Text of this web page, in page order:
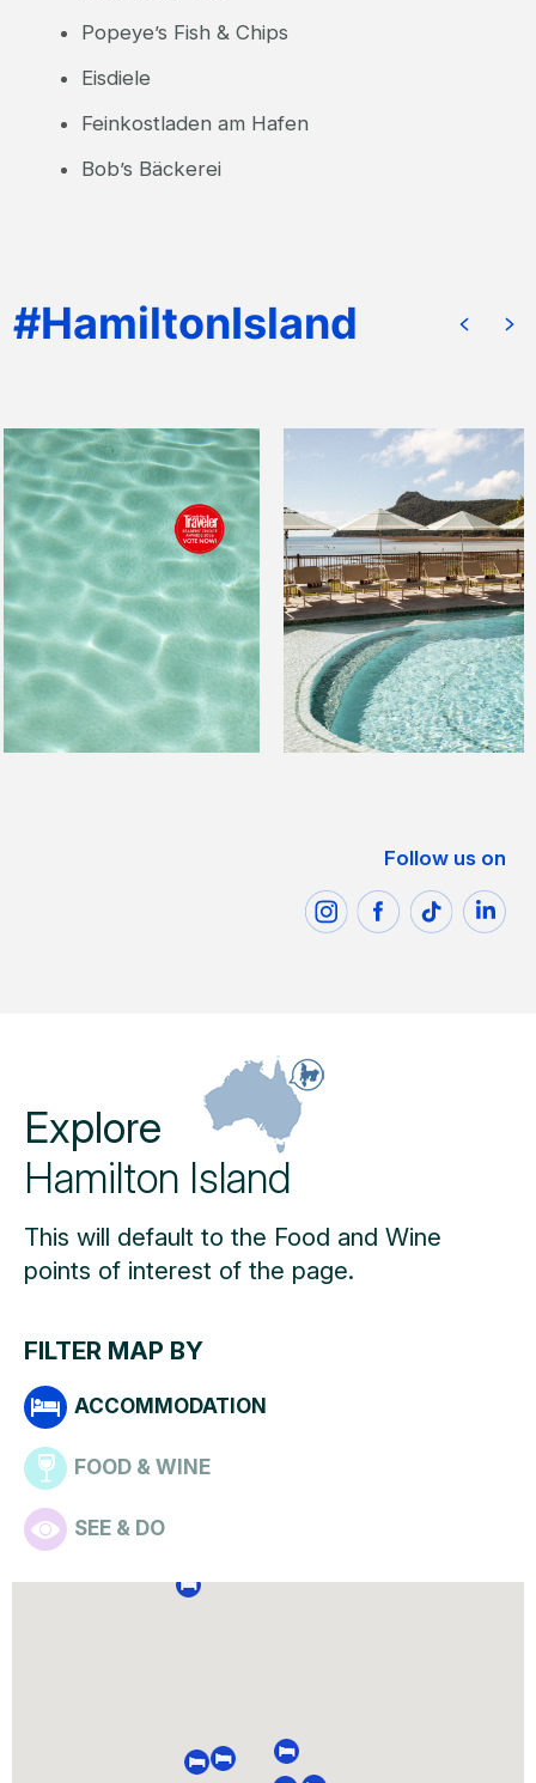
Popeye’s Fish & Chips
Eisdiele
Feinkostladen am Hafen
Bob’s Bäckerei
Follow us on
Explore
Hamilton Island
This will default to the Food and Wine
points of interest of the page.
FILTER MAP BY
ACCOMMODATION
FOOD & WINE
SEE & DO